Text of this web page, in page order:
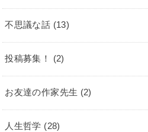
不思議な話 (13)
投稿募集！ (2)
お友達の作家先生 (2)
人生哲学 (28)